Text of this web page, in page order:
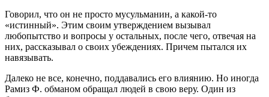
Говорил, что он не просто мусульманин, а какой-то
«истинный». Этим своим утверждением вызывал
любопытство и вопросы у остальных, после чего, отвечая на
них, рассказывал о своих убеждениях. Причем пытался их
навязывать.
Далеко не все, конечно, поддавались его влиянию. Но иногда
Рамиз Ф. обманом обращал людей в свою веру. Один из